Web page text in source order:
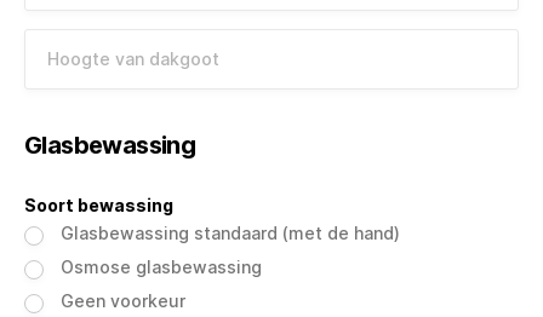
Hoogte van dakgoot
Glasbewassing
Soort bewassing
Glasbewassing standaard (met de hand)
Osmose glasbewassing
Geen voorkeur